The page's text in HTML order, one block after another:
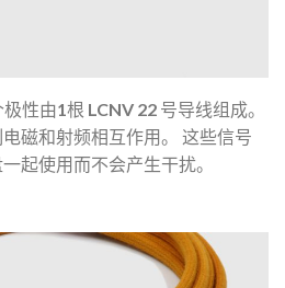
性由1根 LCNV 22 号导线组成。
磁和射频相互作用。
这些信号
起使用而不会产生干扰。